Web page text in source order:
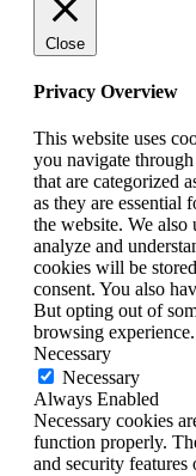
Close
Privacy Overview
This website uses
you navigate
that are categorized
as they are
the website. We also
analyze and
cookies will be
consent. You also
But opting out of
browsing experience.
Necessary
Necessary
Always Enabled
Necessary cookies
function properly.
and security